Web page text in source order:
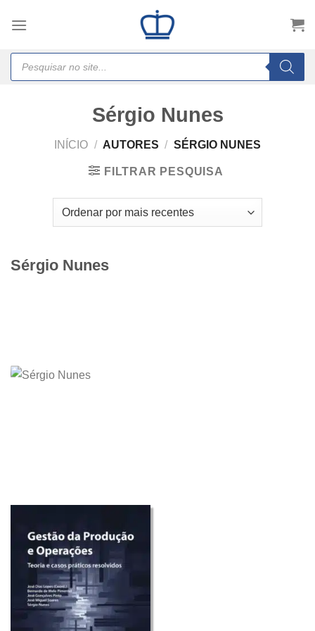
Products
search
Sérgio Nunes
INÍCIO / AUTORES / SÉRGIO NUNES
FILTRAR PESQUISA
Sérgio Nunes